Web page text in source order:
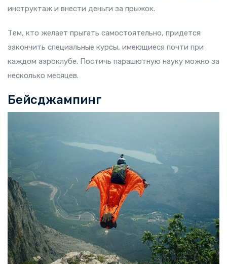
инструктаж и внести деньги за прыжок.
Тем, кто желает прыгать самостоятельно, придется
закончить специальные курсы, имеющиеся почти при
каждом аэроклубе. Постичь парашютную науку можно за
несколько месяцев.
Бейсджампинг